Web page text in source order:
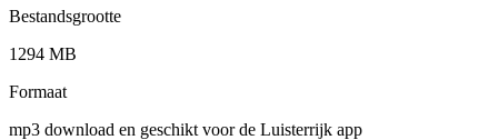
Bestandsgrootte
1294 MB
Formaat
mp3 download en geschikt voor de Luisterrijk app